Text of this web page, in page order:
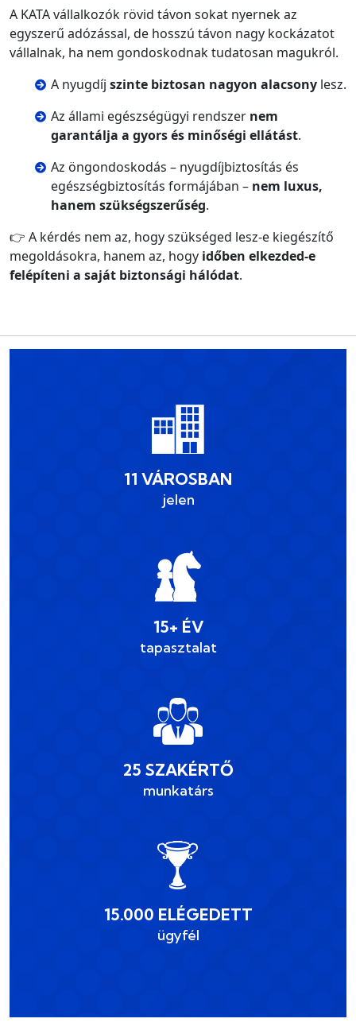
A KATA vállalkozók rövid távon sokat nyernek az
egyszerű adózással, de hosszú távon nagy kockázatot
vállalnak, ha nem gondoskodnak tudatosan magukról.
A nyugdíj szinte biztosan nagyon alacsony lesz.
Az állami egészségügyi rendszer nem
garantálja a gyors és minőségi ellátást.
Az öngondoskodás – nyugdíjbiztosítás és
egészségbiztosítás formájában – nem luxus,
hanem szükségszerűség.
👉 A kérdés nem az, hogy szükséged lesz-e kiegészítő
megoldásokra, hanem az, hogy időben elkezded-e
felépíteni a saját biztonsági hálódat.
11 VÁROSBAN
jelen
15+ ÉV
tapasztalat
25 SZAKÉRTŐ
munkatárs
15.000 ELÉGEDETT
ügyfél